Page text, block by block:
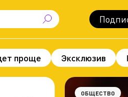
проще Эксклюзив
Повод для гордости
ОБЩЕСТВО